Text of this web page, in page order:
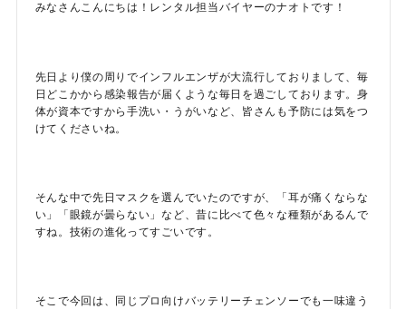
利用ガイド FAQ
メールでのお問い合わせ
info@agriz.net
0739-72-453224時間受付
みなさんこんにちは！レンタル担当バイヤーのナオトです！
先日より僕の周りでインフルエンザが大流行しておりまして、毎
日どこかから感染報告が届くような毎日を過ごしております。身
体が資本ですから手洗い・うがいなど、皆さんも予防には気をつ
けてくださいね。
そんな中で先日マスクを選んでいたのですが、「耳が痛くならな
い」「眼鏡が曇らない」など、昔に比べて色々な種類があるんで
すね。技術の進化ってすごいです。
そこで今回は、同じプロ向けバッテリーチェンソーでも一味違う